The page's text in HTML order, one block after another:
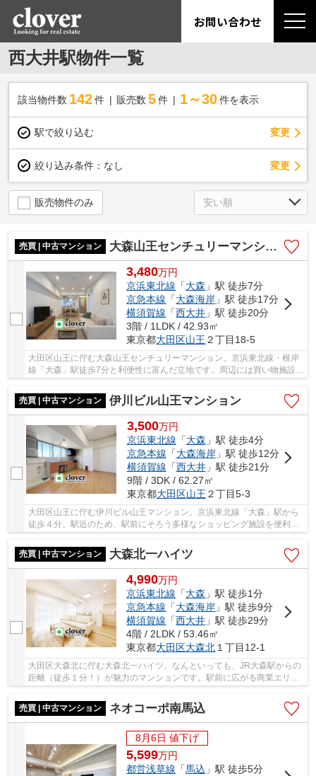
お問い合わせ
西大井駅物件一覧
該当物件数 142件 販売数 5 件 1～30 件を表示
駅で絞り込む 変更
絞り込み条件： なし 変更
販売物件のみ
売買 | 中古マンション 大森山王センチュリーマンション
3,480万円
京浜東北線 「大森 」駅 徒歩7分
京急本線 「大森海岸 」駅 徒歩17分
横須賀線 「西大井 」駅 徒歩20分
3階 / 1LDK / 42.93㎡
東京都大田区山王 ２丁目18-5
大田区山王に佇む大森山王センチュリーマンション。京浜東北線・根岸
線「大森」駅徒歩7分と利便性に富んだ立地です。周辺には買い物施設や
飲食店、ショッピングモールなどの商業施設も...
売買 | 中古マンション
伊川ビル山王マンション
3,500万円
京浜東北線 「大森 」駅 徒歩4分
京急本線 「大森海岸」駅 徒歩12分
横須賀線 「西大井」駅 徒歩21分
9階 / 3DK / 62.27㎡
東京都大田区山王 ２丁目5-3
大田区山王に佇む伊川ビル山王マンション。京浜東北線「大森」駅から
徒歩４分。駅近のため、駅前にそろう多様なショッピング施設を便利に
使える立地です。京急本線「大森町」駅にも徒...
売買 | 中古マンション
大森北一ハイツ
4,990万円
京浜東北線 「大森 」駅 徒歩1分
京急本線 「大森海岸 」駅 徒歩9分
横須賀線 「西大井 」駅 徒歩29分
4階 / 2LDK / 53.46㎡
東京都大田区大森北１丁目12-1
大田区大森北に佇む大森北一ハイツ。なんといっても、JR大森駅からの
距離（徒歩１分！）が魅力のマンションです。駅前に広がる商業エリア
売買 | 中古マンション
ネオコーポ南馬込
8月6日 値下げ
5,599万円
都営浅草線 「馬込 」駅 徒歩5分